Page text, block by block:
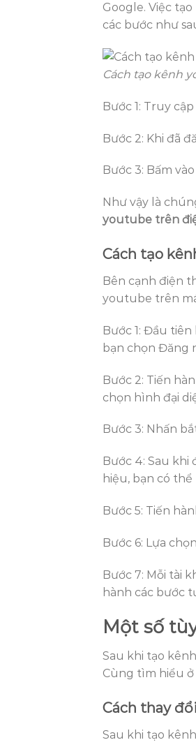
Google. Việc
các bước như
Cách tạo kênh
Bước 1: Truy
Bước 2: Khi đã
Bước 3: Bấm
Như vậy là
youtube trên
Cách tạo
Bên cạnh điện
youtube trên
Bước 1: Đầu
bạn chọn Đăng
Bước 2: Tiến
chọn hình đại
Bước 3: Nhấn
Bước 4: Sau khi
hiệu, bạn có
Bước 5: Tiến
Bước 6: Lựa
Bước 7: Mỗi tài
hành các bước
Một số
Sau khi tạo
Cùng tìm hiểu ở
Cách thay
Sau khi tạo